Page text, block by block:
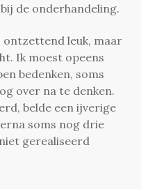
de onderhandeling.
ontzettend leuk, maar
Ik moest opeens
bedenken, soms
over na te denken.
belde een ijverige
soms nog drie
gerealiseerd